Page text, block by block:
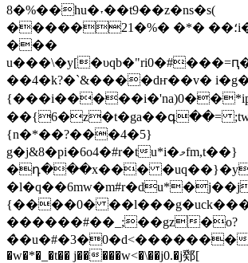
8�%��hu�˕��t9��z�ns�s(
�����21�%� �*� ��؛i�o��}
���
��4�k?�`&����dҥ��v�
��{6�z�t�ga��գ��=
{n�*��?���4�5}
g�j&8�pi�6o4�#r�tu*i�މfm,t��}
�դ���x���
�l�q��6mw�m#r�du*�
{����0�
������#��_;��gz�o?
�̀�u�#�3�0�d<�������
�w�*�_�t�� j�����w<�\��j0.�j鄈[